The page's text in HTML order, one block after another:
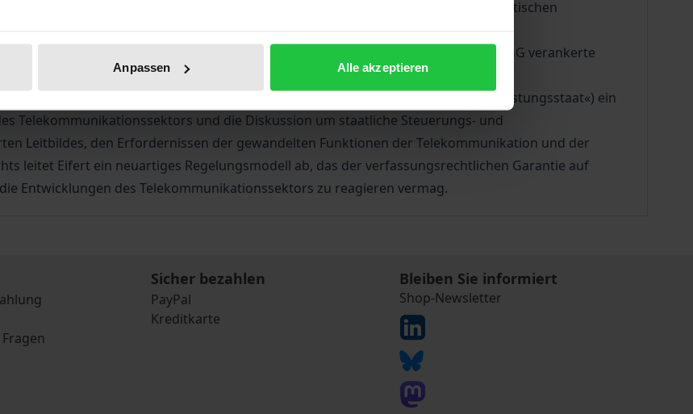
Anpassen Alle akzeptieren
der tiefgreifenden Umstrukturierung dieses wirtschafts- und gesellschaftspolitischen
staatliche Leistungsverwaltung wahrgenommene Aufgabe der Versorgung mit
Markt überlassen. Umstritten bleibt jedoch die Frage, wie die in Art. 87f GG verankerte
durch den Staat gesichert werden soll.
Kontext eines gewandelten staatlichen Aufgabenverständnisses (»Gewährleistungsstaat«) ein
Telekommunikationssektors und die Diskussion um staatliche Steuerungs- und
Leitbildes, den Erfordernissen der gewandelten Funktionen der Telekommunikation und der
leitet Eifert ein neuartiges Regelungsmodell ab, das der verfassungsrechtlichen Garantie auf
Entwicklungen des Telekommunikationssektors zu reagieren vermag.
Sicher bezahlen
PayPal
Kreditkarte
Bleiben Sie informiert
Shop-Newsletter